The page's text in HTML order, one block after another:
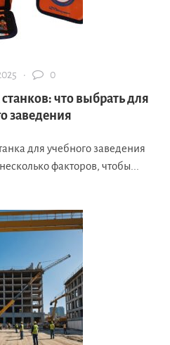
· 0
что выбрать для
заведения
для учебного заведения
факторов, чтобы...